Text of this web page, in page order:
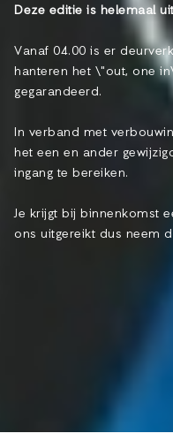
Deze editie is helemaal
Vanaf 04.00 is er
hanteren het \"out, one
gegarandeerd.
In verband met
het een en ander
ingang te bereiken.
Je krijgt bij binnenkomst
ons uitgereikt dus neem